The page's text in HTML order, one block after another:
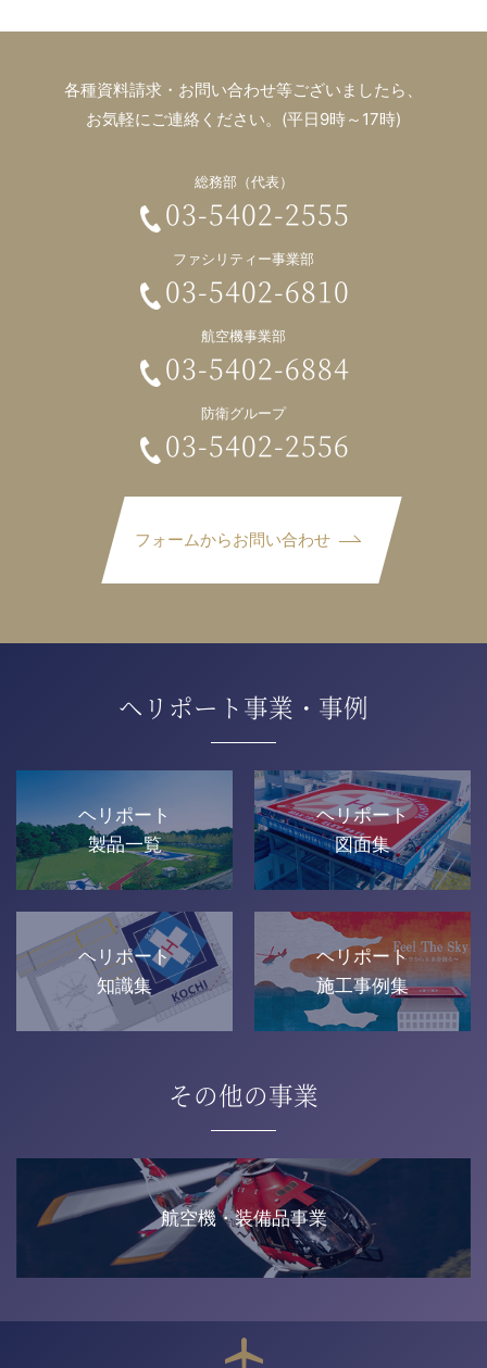
各種資料請求・お問い合わせ等ございましたら、
お気軽にご連絡ください。(平日9時～17時)
フォームからお問い合わせ
総務部（代表）
03-5402-2555
ファシリティー事業部
03-5402-6810
航空機事業部
03-5402-6884
防衛グループ
03-5402-2556
ヘリポート事業・事例
ヘリポート
製品一覧
ヘリポート
図面集
ヘリポート
知識集
ヘリポート
施工事例集
その他の事業
航空機・装備品事業